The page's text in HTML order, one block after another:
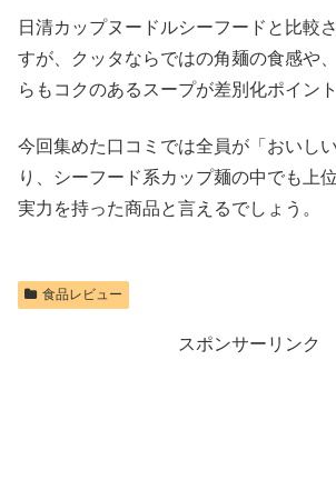
日清カップヌードルシーフードと比較
すが、クッタならではの角麺の食感や
らもコクのあるスープが差別化ポイン
今回集めた口コミでは全員が「おいし
り、シーフード系カップ麺の中でも上
実力を持った商品と言えるでしょう。
食品レビュー
スポンサーリンク